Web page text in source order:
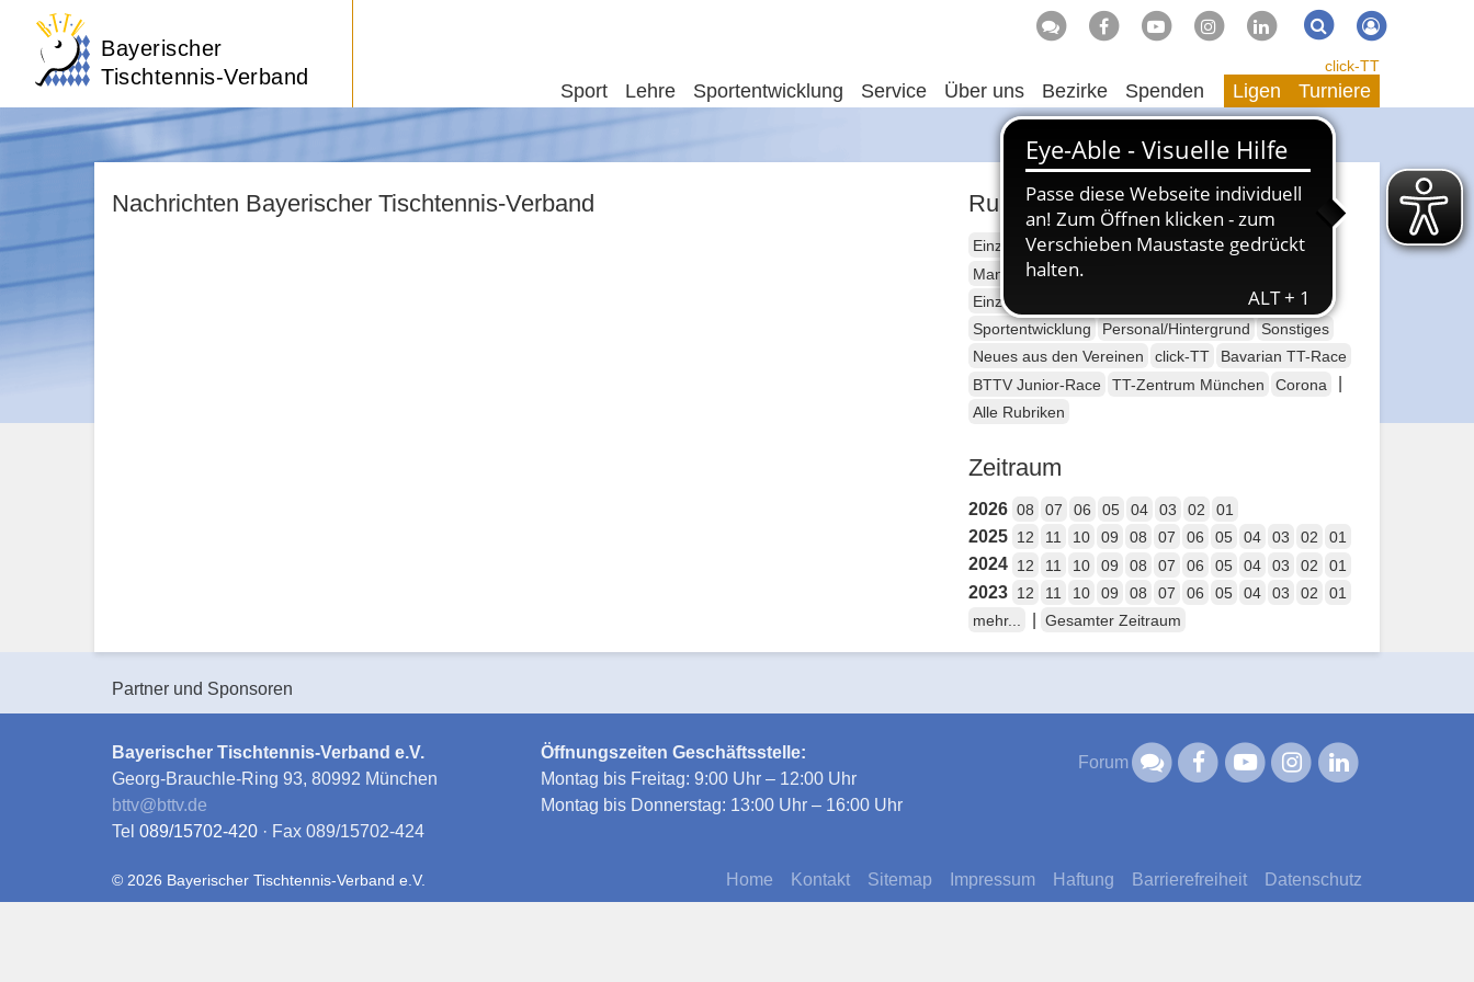
Bayerischer
Tischtennis-Verband
Suche Suchen
Sport Lehre Sportentwicklung Service Über uns Bezirke Spenden
click-TT
Ligen Turniere
Nachrichten Bayerischer Tischtennis-Verband Rubriken
Einzelsport Erwachsene
Mannschaftssport Erwachsene
Einzelsport Jugend
Mannschaftssport Jugend
Sportentwicklung
Personal/Hintergrund
Sonstiges
Neues aus den Vereinen
click-TT
Bavarian TT-Race
BTTV Junior-Race
TT-Zentrum München Corona
Alle Rubriken
Zeitraum
2026 08 07 06 05 04 03 02 01
2025 12 11 10 09 08 07 06 05 04 03 02 01
2024 12 11 10 09 08 07 06 05 04 03 02 01
2023 12 11 10 09 08 07 06 05 04 03 02
01
mehr...
Gesamter Zeitraum
Partner und Sponsoren
Bayerischer Tischtennis-Verband e.V.
Georg-Brauchle-Ring 93, 80992 München
bttv@bttv.de
Tel 089/15702-420 · Fax 089/15702-424
Öffnungszeiten Geschäftsstelle:
Montag bis Freitag: 9:00 Uhr – 12:00 Uhr
Montag bis Donnerstag: 13:00 Uhr – 16:00 Uhr
Forum
Home Kontakt Sitemap Impressum Haftung Barrierefreiheit Datenschutz
© 2026 Bayerischer Tischtennis-Verband e.V.